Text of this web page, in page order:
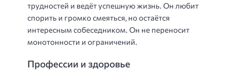
трудностей и ведёт успешную жизнь. Он любит
спорить и громко смеяться, но остаётся
интересным собеседником. Он не переносит
монотонности и ограничений.
Профессии и здоровье